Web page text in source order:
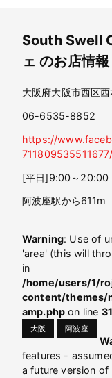
South Swell
ェ のお店情報
大阪府大阪市西区
06-6535-8852
https://
[平日]9:00～
阿波座駅から611m
Warning: Use of
'area' (this will
in
/home/users/1/
content/
amp.php on line 31
大阪 阿波座
features -
a future version of